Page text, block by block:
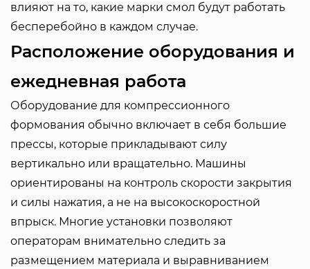
влияют на то, какие марки смол будут работать
бесперебойно в каждом случае.
Расположение оборудования и
ежедневная работа
Оборудование для компрессионного
формования обычно включает в себя большие
прессы, которые прикладывают силу
вертикально или вращательно. Машины
ориентированы на контроль скорости закрытия
и силы нажатия, а не на высокоскоростной
впрыск. Многие установки позволяют
операторам внимательно следить за
размещением материала и выравниванием